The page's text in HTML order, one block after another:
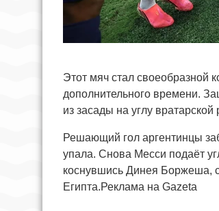
Этот мяч стал своеобразной
дополнительного времени.
из засады на углу
Решающий гол аргентинцы
упала. Снова Месси подаёт
коснувшись Динея Боржеша,
Египта.Реклама на Gazeta